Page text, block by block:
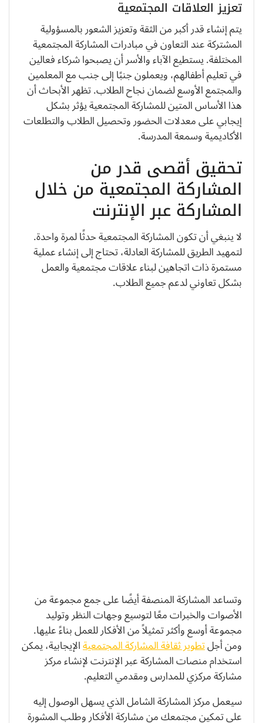
تعزيز العلاقات المجتمعية
يتم إنشاء قدر أكبر من الثقة وتعزيز الشعور بالمسؤولية
المشتركة عند التعاون في مبادرات المشاركة المجتمعية
المختلفة. يستطيع الآباء والأسر أن يصبحوا شركاء فعالين
في تعليم أطفالهم، ويعملون جنبًا إلى جنب مع المعلمين
والمجتمع الأوسع لضمان نجاح الطلاب. تظهر الأبحاث أن
هذا الأساس المتين للمشاركة المجتمعية يؤثر بشكل
إيجابي على معدلات الحضور وتحصيل الطلاب والتطلعات
الأكاديمية وسمعة المدرسة.
تحقيق أقصى قدر من
المشاركة المجتمعية من خلال
المشاركة عبر الإنترنت
لا ينبغي أن تكون المشاركة المجتمعية حدثًا لمرة واحدة.
لتمهيد الطريق للمشاركة العادلة، تحتاج إلى إنشاء عملية
مستمرة ذات اتجاهين لبناء علاقات مجتمعية والعمل
بشكل تعاوني لدعم جميع الطلاب.
وتساعد المشاركة المنصفة أيضًا على جمع مجموعة من
الأصوات والخبرات معًا لتوسيع وجهات النظر وتوليد
مجموعة أوسع وأكثر تمثيلاً من الأفكار للعمل بناءً عليها.
ومن أجلتطوير ثقافة المشاركة المجتمعيةالإيجابية، يمكن
استخدام منصات المشاركة عبر الإنترنت لإنشاء مركز
مشاركة مركزي للمدارس ومقدمي التعليم.
سيعمل مركز المشاركة الشامل الذي يسهل الوصول إليه
على تمكين مجتمعك من مشاركة الأفكار وطلب المشورة